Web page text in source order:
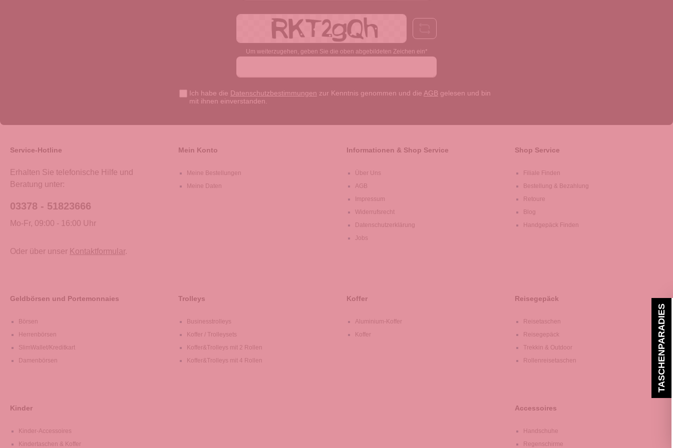
Adresse*
Um weiterzugehen, geben Sie die oben abgebildeten Zeichen ein*
Ich habe die Datenschutzbestimmungen zur Kenntnis genommen und die AGB gelesen und bin
mit ihnen einverstanden.
Service-Hotline
Erhalten Sie telefonische Hilfe und
Beratung unter:
03378 - 51823666
Mo-Fr, 09:00 - 16:00 Uhr
Oder über unser Kontaktformular.
Mein Konto
Meine Bestellungen
Meine Daten
Informationen & Shop Service
Über Uns
AGB
Impressum
Widerrufsrecht
Datenschutzerklärung
Jobs
Shop Service
Filiale Finden
Bestellung & Bezahlung
Retoure
Blog
Handgepäck Finden
Geldbörsen und Portemonnaies
Börsen
Herrenbörsen
SlimWallet/Kreditkart
Damenbörsen
Trolleys
Businesstrolleys
Koffer / Trolleysets
Koffer&Trolleys mit 2 Rollen
Koffer&Trolleys mit 4 Rollen
Koffer
Aluminium-Koffer
Koffer
Reisegepäck
Reisetaschen
Reisegepäck
Trekkin & Outdoor
Rollenreisetaschen
Kinder
Kinder-Accessoires
Kindertaschen & Koffer
Accessoires
Handschuhe
Regenschirme
TASCHENPARADIES